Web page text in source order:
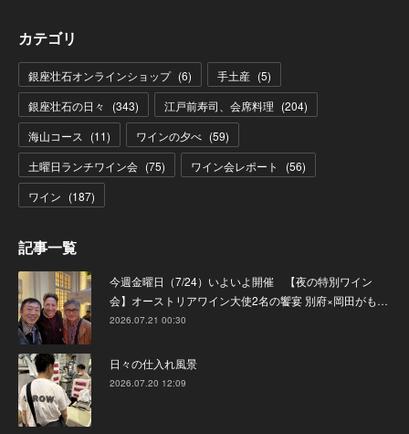
カテゴリ
銀座壮石オンラインショップ (6) 手土産 (5)
銀座壮石の日々
(343) 江戸前寿司、会席料理 (204)
海山コース
(11) ワインの夕べ (59)
土曜日ランチワイン会 (75) ワイン会レポート (56)
ワイン (187)
記事一覧
今週金曜日（7/24）いよいよ開催 【夜の特別ワイン
会】オーストリアワイン大使2名の饗宴 別府×岡田がも…
2026.07.21 00:30
日々の仕入れ風景
2026.07.20 12:09